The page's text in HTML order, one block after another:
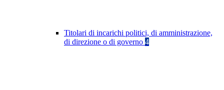
Titolari di incarichi politici, di amministrazione,
di direzione o di governo 4